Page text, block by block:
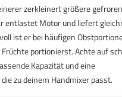
zerkleinert größere
entlastet Motor und liefert
ist er bei häufigen
portionierst. Achte auf
Kapazität und eine
zu deinem Handmixer passt.